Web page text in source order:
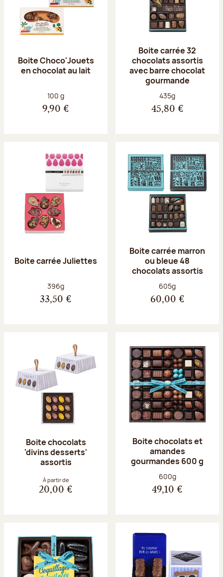
Boite Choco'Jouets
en chocolat au lait
Poids net :
100 g
9,90 €
Boite carrée 32
chocolats assortis
avec barre chocolat
gourmande
Poids net :
435g
45,80 €
Boite carrée Juliettes
Poids net :
396g
33,50 €
Boite carrée marron
ou bleue 48
chocolats assortis
Poids net :
605g
60,00 €
Boite chocolats
'divins desserts'
assortis
À partir de
20,00 €
Boite chocolats et
amandes
gourmandes 600 g
Poids net :
600g
49,10 €